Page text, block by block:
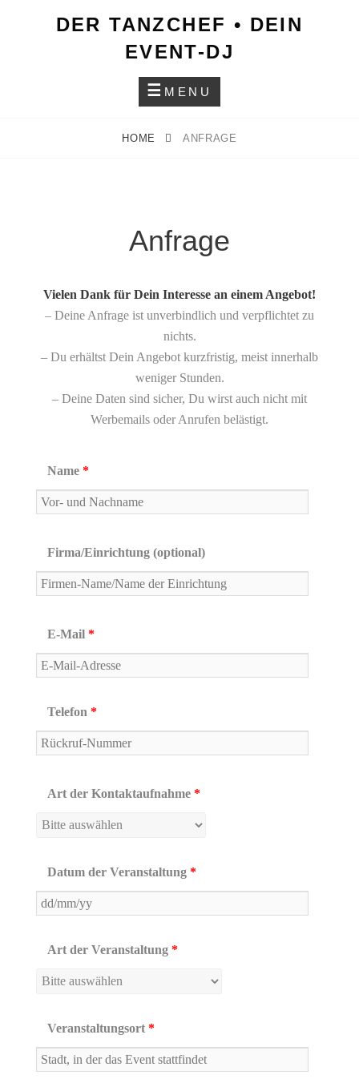
DER TANZCHEF • DEIN
EVENT-DJ
MENU
HOME ANFRAGE
Anfrage
Vielen Dank für Dein Interesse an einem Angebot!
– Deine Anfrage ist unverbindlich und verpflichtet zu
nichts.
– Du erhältst Dein Angebot kurzfristig, meist innerhalb
weniger Stunden.
– Deine Daten sind sicher, Du wirst auch nicht mit
Werbemails oder Anrufen belästigt.
Name *
Firma/Einrichtung (optional)
E-Mail *
Telefon *
Art der Kontaktaufnahme *
Datum der Veranstaltung *
Art der Veranstaltung *
Veranstaltungsort *